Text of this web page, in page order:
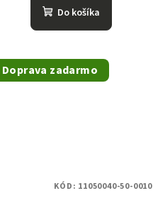
Do košíka
Doprava zadarmo
KÓD: 11050040-50-0010